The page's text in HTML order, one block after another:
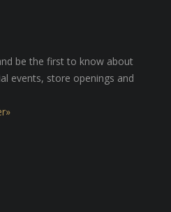
be the first to know about
events, store openings and